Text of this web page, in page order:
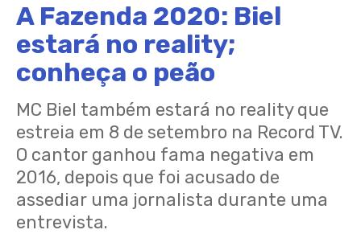
A Fazenda 2020: Biel
estará no reality;
conheça o peão
MC Biel também estará no reality que
estreia em 8 de setembro na Record TV.
O cantor ganhou fama negativa em
2016, depois que foi acusado de
assediar uma jornalista durante uma
entrevista.